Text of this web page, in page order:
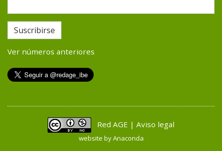
Suscribirse
Ver números anteriores
Red AGE | Aviso legal
website byAnaconda